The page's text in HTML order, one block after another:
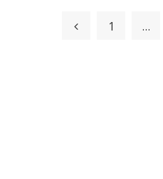
1 …